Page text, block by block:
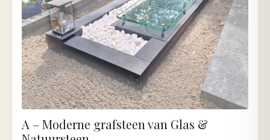
A – Moderne grafsteen van Glas &